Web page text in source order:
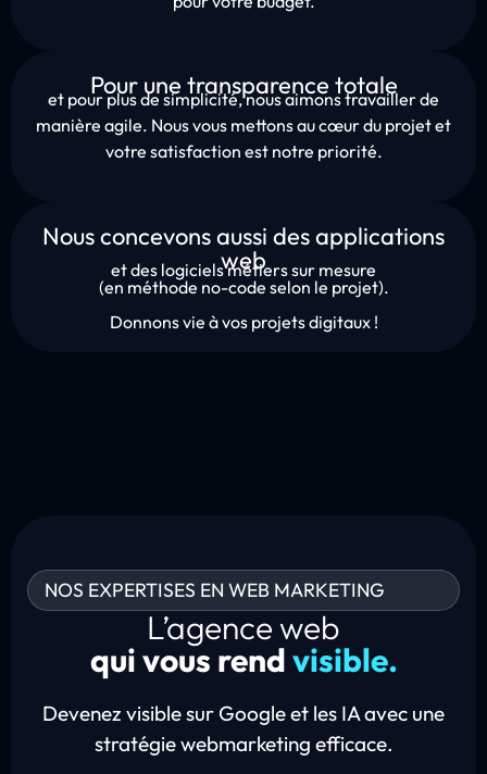
Pour une transparence totale
et pour plus de simplicité, nous aimons travailler de
manière agile. Nous vous mettons au cœur du projet et
votre satisfaction est notre priorité.
Nous concevons aussi des applications
web
et des logiciels métiers sur mesure
(en méthode no-code selon le projet).
Donnons vie à vos projets digitaux !
NOS EXPERTISES EN WEB MARKETING
L’agence web
qui vous rendvisible.
Devenez visible sur Google et les IA avec une
stratégie webmarketing efficace.